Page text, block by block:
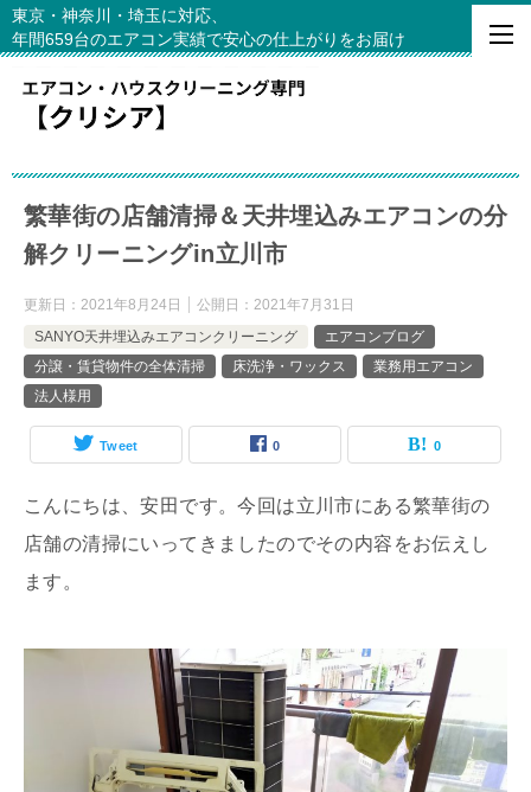
東京・神奈川・埼玉に対応、
年間659台のエアコン実績で安心の仕上がりをお届け
繁華街の店舗清掃＆天井埋込みエアコンの分
解クリーニングin立川市
更新日： 2021年8月24日 公開日： 2021年7月31日
SANYO天井埋込みエアコンクリーニング
エアコンブログ
分譲・賃貸物件の全体清掃
床洗浄・ワックス
業務用エアコン
法人様用
Tweet 0 0
こんにちは、安田です。今回は立川市にある繁華街の
店舗の清掃にいってきましたのでその内容をお伝えし
ます。